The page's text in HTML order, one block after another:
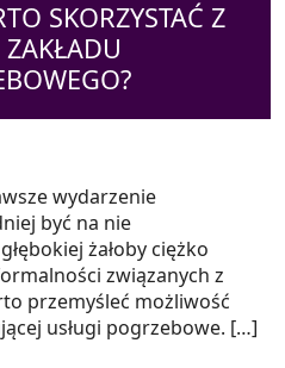
SKORZYSTAĆ Z
wydarzenie
być na nie
żałoby ciężko
związanych z
przemyśleć możliwość
usługi pogrzebowe. […]